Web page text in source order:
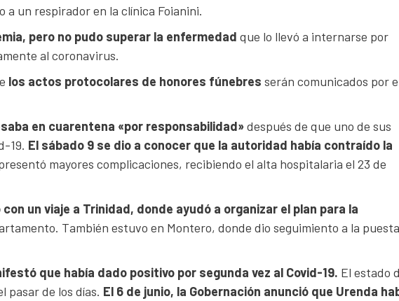
a un respirador en la clínica Foianini.
pero no pudo superar la enfermedad que lo llevó a internarse por
al coronavirus.
los actos protocolares de honores fúnebres serán comunicados por
en cuarentena «por responsabilidad»después de que uno de sus
19. El sábado 9 se dio a conocer que la autoridad había contraído la
mayores complicaciones, recibiendo el alta hospitalaria el 23 de
un viaje a Trinidad, donde ayudó a organizar el plan para la
También estuvo en Montero, donde dio seguimiento a la
que había dado positivo por segunda vez al Covid-19. El estado
pasar de los días. El 6 de junio, la Gobernación anunció que Urenda